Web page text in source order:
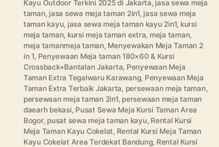
Kayu Outdoor Terkini 2025 di Jakarta, jasa sewa meja
taman, jasa sewa meja taman 2in1, jasa sewa meja
taman kayu, jasa sewa meja taman kayu 2in1, kursi
meja taman, kursi meja taman extra, meja taman,
meja tamanmeja taman, Menyewakan Meja Taman 2
in 1, Penyewaan Meja taman 180×60 & Kursi
Crossback+Bantalan Jakarta, Penyewaan Meja
Taman Extra Tegalwaru Karawang, Penyewaan Meja
Taman Extra Terbaik Jakarta, persewaan meja taman,
persewaan meja taman 2in1, persewaan meja taman
daearh bekasi, Pusat Sewa Meja Kursi Taman Area
Bogor, pusat sewa meja taman kayu, Rental Kursi
Meja Taman Kayu Cokelat, Rental Kursi Meja Taman
Kayu Cokelat Area Terdekat Bandung, Rental Kursi